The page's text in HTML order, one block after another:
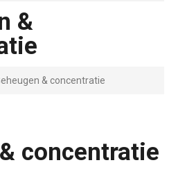
&
& concentratie
concentratie